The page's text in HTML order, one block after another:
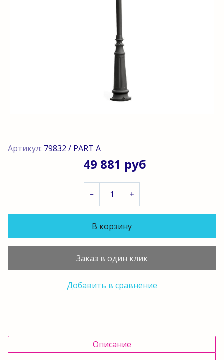
Артикул: 79832 / PART A
49 881 руб
В корзину
Заказ в один клик
Добавить в сравнение
Описание